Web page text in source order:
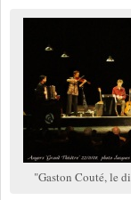
"Gaston Couté, le